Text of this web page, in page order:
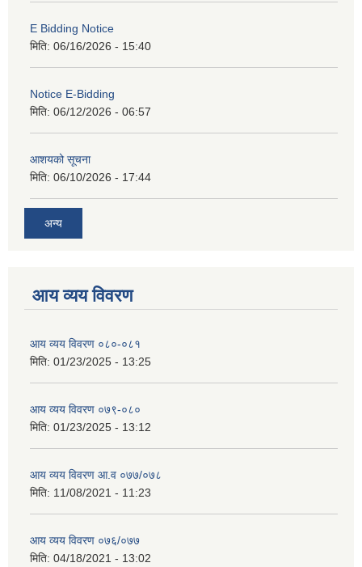
E Bidding Notice
मिति: 06/16/2026 - 15:40
Notice E-Bidding
मिति: 06/12/2026 - 06:57
आशयको सूचना
मिति: 06/10/2026 - 17:44
अन्य
आय व्यय विवरण
आय व्यय विवरण ०८०-०८१
मिति: 01/23/2025 - 13:25
आय व्यय विवरण ०७९-०८०
मिति: 01/23/2025 - 13:12
आय व्यय विवरण आ.व ०७७/०७८
मिति: 11/08/2021 - 11:23
आय व्यय विवरण ०७६/०७७
मिति: 04/18/2021 - 13:02